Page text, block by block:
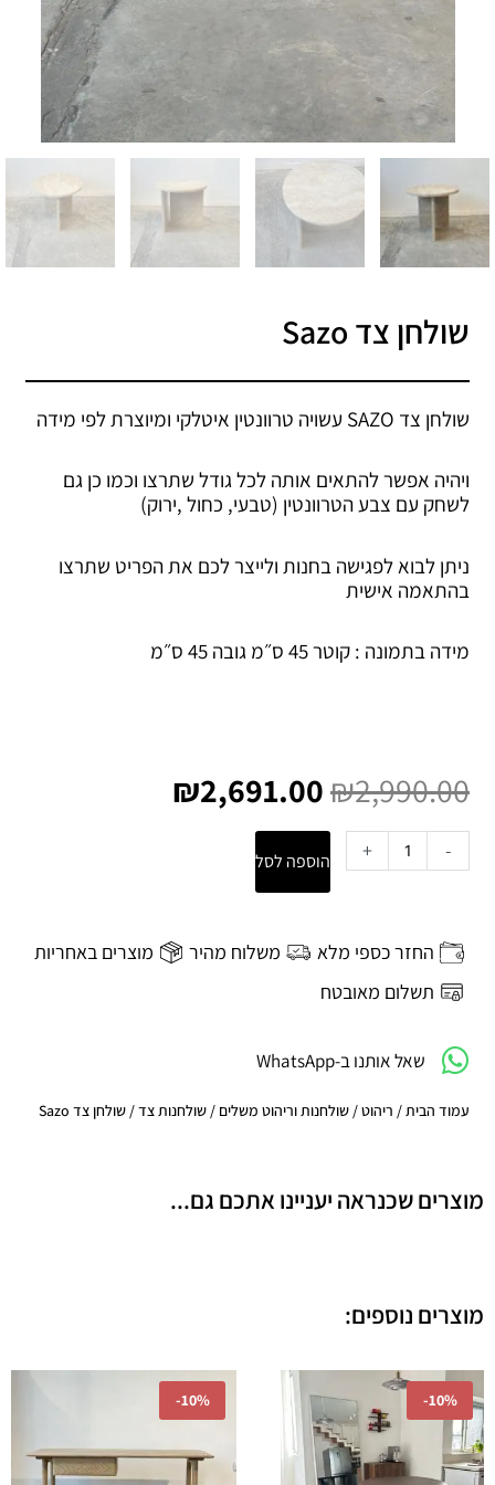
עמוד הבית/ ריהוט/ שולחנות וריהוט משלים / שולחנות צד/ שולחן צד Sazo
שולחן צד Sazo
שולחן צד SAZO עשויה טרוונטין איטלקי ומיוצרת לפי מידה
ויהיה אפשר להתאים אותה לכל גודל שתרצו וכמו כן גם
לשחק עם צבע הטרוונטין (טבעי, כחול ,ירוק)
ניתן לבוא לפגישה בחנות ולייצר לכם את הפריט שתרצו
בהתאמה אישית
מידה בתמונה : קוטר 45 ס״מ גובה 45 ס״מ
₪2,990.00 המקורי
היה:
₪2,990.00.
₪2,691.00
-
של
Sazo
+ הוספה לסל
החזר כספי מלא משלוח מהיר
מוצרים באחריות
תשלום מאובטח
שאל אותנו ב-WhatsApp
מוצרים שכנראה יעניינו אתכם גם...
מוצרים נוספים:
10%
-
המחיר
המקורי
היה:
₪5,490.00.
המחיר
הנוכחי
הוא:
₪4,941.00.
10%
-
₪2,990.00.